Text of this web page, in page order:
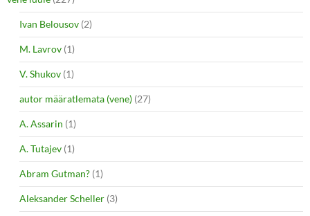
Ivan Belousov (2)
M. Lavrov (1)
V. Shukov (1)
autor määratlemata (vene) (27)
A. Assarin (1)
A. Tutajev (1)
Abram Gutman? (1)
Aleksander Scheller (3)